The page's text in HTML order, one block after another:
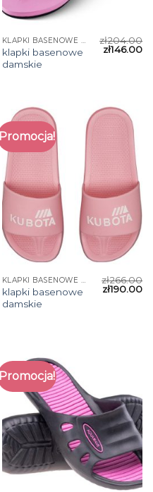
klapki basenowe
damskie
zł204.00
zł146.00
Promocja!
KLAPKI BASENOWE DAMSKIE
klapki basenowe
damskie
zł266.00
zł190.00
Promocja!